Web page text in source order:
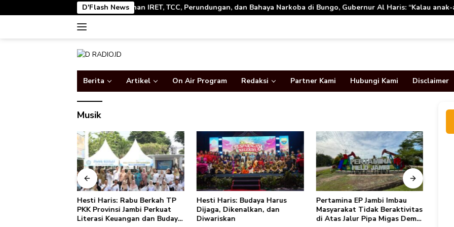
ke
D'Flash News
Pencegahan IRET, TCC, Perundungan, dan Bahaya Narkoba di Bungo, Gubernur Al Haris: “Kalau anak-anakku bisa jaga diri,
Berita Artikel On Air Program Redaksi Partner Kami Hubungi Kami Disclaimer
Musik
Hesti Haris: Rabu Berkah TP
PKK Provinsi Jambi Perkuat
Literasi Keuangan dan Budaya
Hesti Haris: Budaya Harus
Dijaga, Dikenalkan, dan
Diwariskan
Pertamina EP Jambi Imbau
Masyarakat Tidak Beraktivitas
di Atas Jalur Pipa Migas Demi